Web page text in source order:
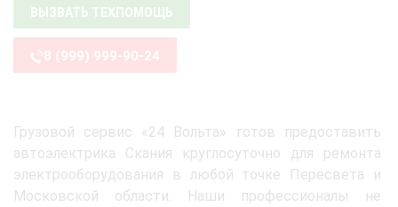
ВЫЗВАТЬ ТЕХПОМОЩЬ
8 (999) 999-90-24
Грузовой сервис «24 Вольта» готов предоставить
автоэлектрика Скания круглосуточно для ремонта
электрооборудования в любой точке Пересвета и
Московской области. Наши профессионалы не